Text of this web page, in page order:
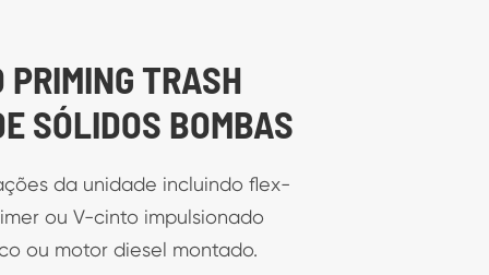
DE LIXO
de energia como
ou como acoplamento flexível,
motor de montagem.